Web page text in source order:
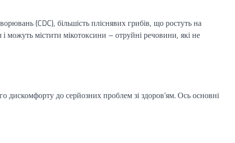
(CDC), більшість пліснявих грибів, що ростуть на
можуть містити мікотоксини – отруйні речовини, які не
дискомфорту до серйозних проблем зі здоров’ям. Ось основні